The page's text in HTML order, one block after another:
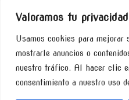
Valoramos tu privacidad
Usamos cookies para mejorar
mostrarle anuncios o
nuestro tráfico. Al hacer clic
consentimiento a nuestro uso
Pilar Lorente I Tu
quién Eres, Cambia